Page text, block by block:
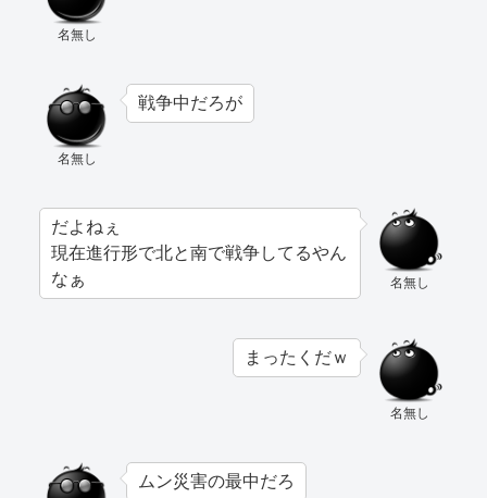
名無し
名無し
戦争中だろが
名無し
だよねぇ
現在進行形で北と南で戦争してるやん
なぁ
名無し
まったくだｗ
ムン災害の最中だろ